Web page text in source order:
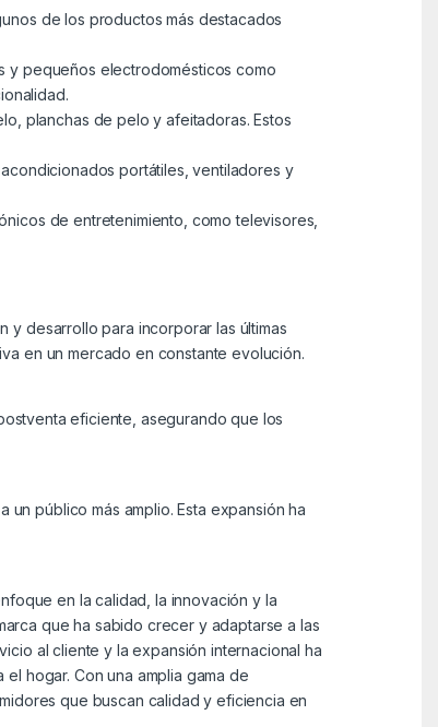
de los productos más destacados
y pequeños electrodomésticos como
planchas de pelo y afeitadoras. Estos
portátiles, ventiladores y
de entretenimiento, como televisores,
y desarrollo para incorporar las últimas
en un mercado en constante evolución.
eficiente, asegurando que los
público más amplio. Esta expansión ha
en la calidad, la innovación y la
que ha sabido crecer y adaptarse a las
al cliente y la expansión internacional ha
hogar. Con una amplia gama de
que buscan calidad y eficiencia en